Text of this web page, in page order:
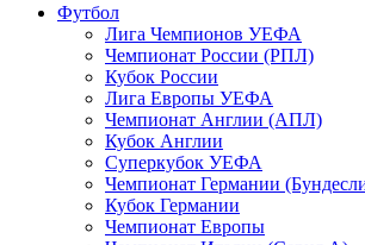
Футбол
Лига Чемпионов УЕФА
Чемпионат России (РПЛ)
Кубок России
Лига Европы УЕФА
Чемпионат Англии (АПЛ)
Кубок Англии
Суперкубок УЕФА
Чемпионат Германии
Кубок Германии
Чемпионат Европы